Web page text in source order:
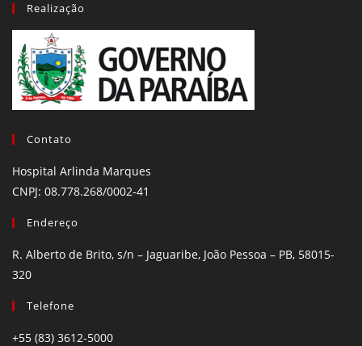
Realização
Contato
Hospital Arlinda Marques
CNPJ: 08.778.268/0002-41
Endereço
R. Alberto de Brito, s/n – Jaguaribe, João Pessoa – PB, 58015-
320
Telefone
+55 (83) 3612-5000